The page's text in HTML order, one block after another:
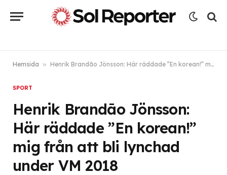
Hemsida » Henrik Brandāo Jönsson: Här räddade ”En korean!” mig från att bli lynchad under VM 2018
SPORT
Henrik Brandāo Jönsson:
Här räddade ”En korean!”
mig från att bli lynchad
under VM 2018